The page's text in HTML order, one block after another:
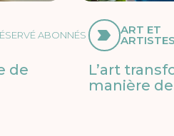
ABONNÉS
de
ART ET
L’art
manière